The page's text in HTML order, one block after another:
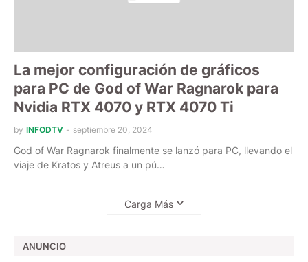
La mejor configuración de gráficos
para PC de God of War Ragnarok para
Nvidia RTX 4070 y RTX 4070 Ti
by INFODTV - septiembre 20, 2024
God of War Ragnarok finalmente se lanzó para PC, llevando el
viaje de Krat͏os y Atr͏eus͏ a un pú…
Carga Más
ANUNCIO